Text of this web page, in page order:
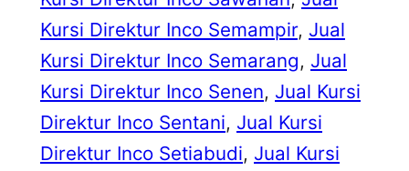
Kursi Direktur Inco Semampir, Jual
Kursi Direktur Inco Semarang, Jual
Kursi Direktur Inco Senen, Jual Kursi
Direktur Inco Sentani, Jual Kursi
Direktur Inco Setiabudi, Jual Kursi